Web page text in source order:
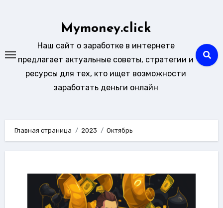
Mymoney.click
Наш сайт о заработке в интернете
предлагает актуальные советы, стратегии и
ресурсы для тех, кто ищет возможности
заработать деньги онлайн
Главная страница 2023 Октябрь